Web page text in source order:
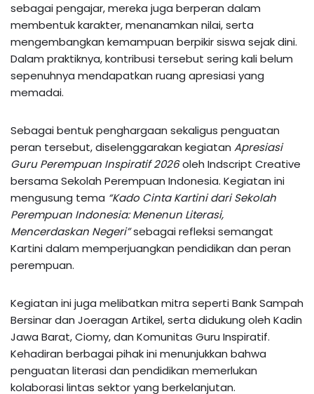
sebagai pengajar, mereka juga berperan dalam
membentuk karakter, menanamkan nilai, serta
mengembangkan kemampuan berpikir siswa sejak dini.
Dalam praktiknya, kontribusi tersebut sering kali belum
sepenuhnya mendapatkan ruang apresiasi yang
memadai.
Sebagai bentuk penghargaan sekaligus penguatan
peran tersebut, diselenggarakan kegiatan Apresiasi
Guru Perempuan Inspiratif 2026oleh Indscript Creative
bersama Sekolah Perempuan Indonesia. Kegiatan ini
mengusung tema “Kado Cinta Kartini dari Sekolah
Perempuan Indonesia: Menenun Literasi,
Mencerdaskan Negeri”sebagai refleksi semangat
Kartini dalam memperjuangkan pendidikan dan peran
perempuan.
Kegiatan ini juga melibatkan mitra seperti Bank Sampah
Bersinar dan Joeragan Artikel, serta didukung oleh Kadin
Jawa Barat, Ciomy, dan Komunitas Guru Inspiratif.
Kehadiran berbagai pihak ini menunjukkan bahwa
penguatan literasi dan pendidikan memerlukan
kolaborasi lintas sektor yang berkelanjutan.